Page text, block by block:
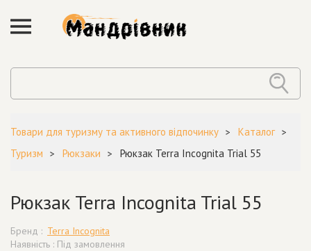
Товари для туризму та активного відпочинку
Каталог
Туризм
Рюкзаки Рюкзак Terra Incognita Trial 55
Рюкзак Terra Incognita Trial 55
Бренд : Terra Incognita
Наявність : Під замовлення